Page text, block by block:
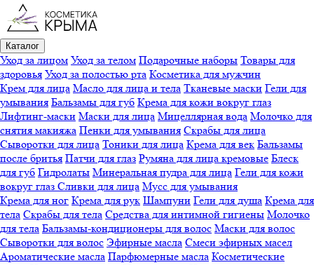
Каталог
Уход за лицом Уход за телом Подарочные наборы Товары для
здоровья Уход за полостью рта Косметика для мужчин
Крем для лица Масло для лица и тела Тканевые маски Гели для
умывания Бальзамы для губ Крема для кожи вокруг глаз
Лифтинг-маски Маски для лица Мицеллярная вода Молочко для
снятия макияжа Пенки для умывания Скрабы для лица
Сыворотки для лица Тоники для лица Крема для век Бальзамы
после бритья Патчи для глаз Румяна для лица кремовые Блеск
для губ Гидролаты Минеральная пудра для лица Гели для кожи
вокруг глаз Сливки для лица Мусс для умывания
Крема для ног Крема для рук Шампуни Гели для душа Крема для
тела Скрабы для тела Средства для интимной гигиены Молочко
для тела Бальзамы-кондиционеры для волос Маски для волос
Сыворотки для волос Эфирные масла Смеси эфирных масел
Ароматические масла Парфюмерные масла Косметические